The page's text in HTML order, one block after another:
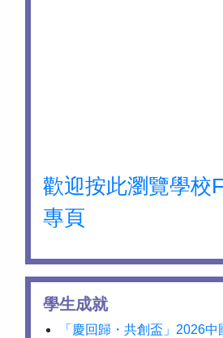
歡迎按此瀏覽學校
專頁
學生成就
「慶回歸・共創盃」2026